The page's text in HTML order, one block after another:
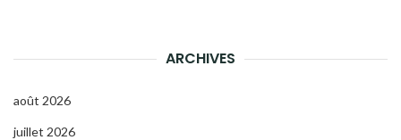
ARCHIVES
août 2026
juillet 2026